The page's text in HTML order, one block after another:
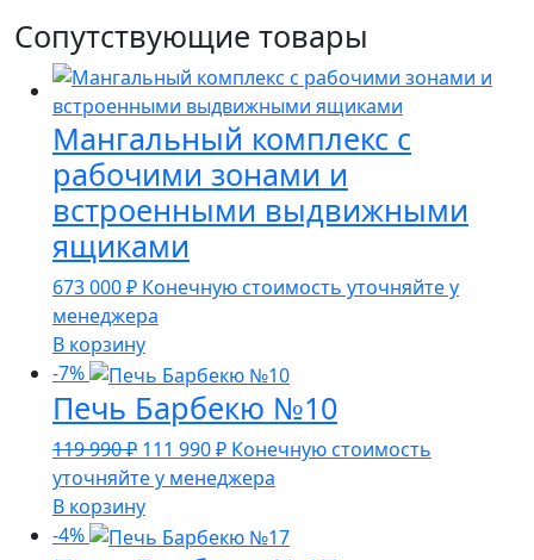
Сопутствующие товары
Мангальный комплекс с
рабочими зонами и
встроенными выдвижными
ящиками
673 000₽ Конечную стоимость уточняйте у
менеджера
В корзину
-7%
Печь Барбекю №10
119 990₽ Первоначальная
цена
составляла
119
111 990₽Текущая
цена:
990 ₽.
Конечную стоимость
уточняйте у менеджера
В корзину
-4%